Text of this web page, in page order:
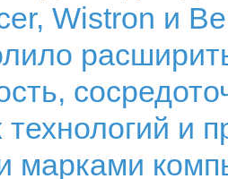
Wistron и
и
марками